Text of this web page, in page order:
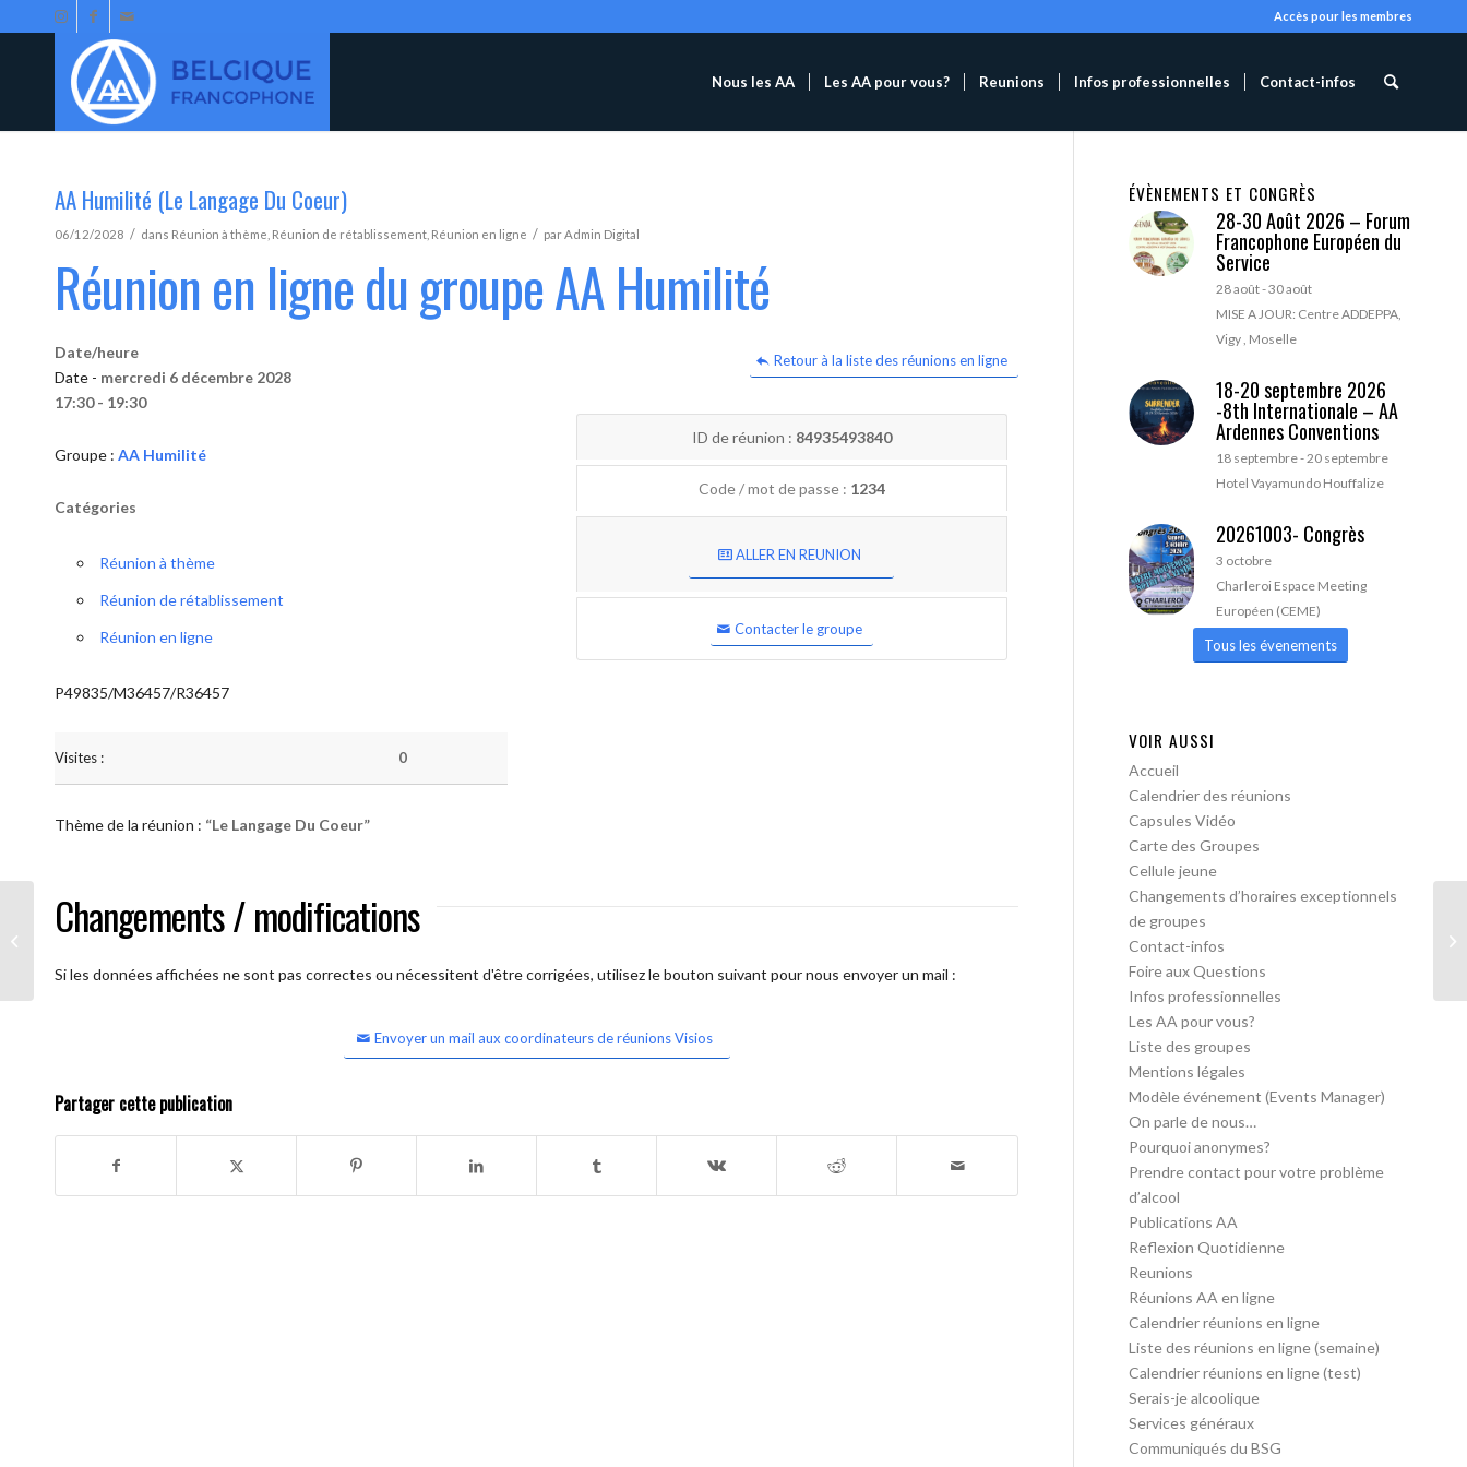
Accès pour les membres
Nous les AA Les AA pour vous? Reunions Infos professionnelles Contact-infos
AA Humilité (Le Langage Du Coeur)
06/12/2028 / dans Réunion à thème Réunion de rétablissement Réunion en ligne / parAdmin Digital
Réunion en ligne du groupe AA Humilité
Retour à la liste des réunions en ligne
Date/heure
Date - mercredi 6 décembre 2028
17:30 - 19:30
Groupe : AA Humilité
Catégories
Réunion à thème
Réunion de rétablissement
Réunion en ligne
P49835/M36457/R36457
Visites : 0
ID de réunion : 84935493840
Code / mot de passe : 1234
ALLER EN REUNION
Contacter le groupe
Thème de la réunion : “Le Langage Du Coeur”
Changements / modifications
Si les données affichées ne sont pas correctes ou nécessitent d'être corrigées, utilisez le bouton suivant pour nous envoyer un mail :
Envoyer un mail aux coordinateurs de réunions Visios
Partager cette publication
ÉVÈNEMENTS ET CONGRÈS
28-30 Août 2026 – Forum
Francophone Européen du
Service
28 août-30 août
MISE A JOUR: Centre ADDEPPA,
Vigy , Moselle
18-20 septembre 2026
-8th Internationale – AA
Ardennes Conventions
18 septembre-20 septembre
Hotel Vayamundo Houffalize
20261003- Congrès
3 octobre
Charleroi Espace Meeting
Européen (CEME)
Tous les évenements
VOIR AUSSI
Accueil
Calendrier des réunions
Capsules Vidéo
Carte des Groupes
Cellule jeune
Changements d’horaires exceptionnels
de groupes
Contact-infos
Foire aux Questions
Infos professionnelles
Les AA pour vous?
Liste des groupes
Mentions légales
Modèle événement (Events Manager)
On parle de nous…
Pourquoi anonymes?
Prendre contact pour votre problème
d’alcool
Publications AA
Reflexion Quotidienne
Reunions
Réunions AA en ligne
Calendrier réunions en ligne
Liste des réunions en ligne (semaine)
Calendrier réunions en ligne (test)
Serais-je alcoolique
Services généraux
Communiqués du BSG
AA Humilité (Le Langage Du Coeur)